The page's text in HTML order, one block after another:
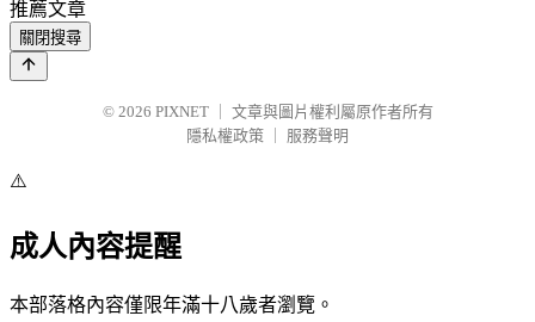
推薦文章
關閉搜尋
© 2026 PIXNET
文章與圖片權利屬原作者所有
隱私權政策
服務聲明
⚠️
成人內容提醒
本部落格內容僅限年滿十八歲者瀏覽。